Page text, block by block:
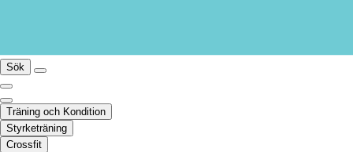
Sök
Träning och Kondition
Styrketräning
Crossfit